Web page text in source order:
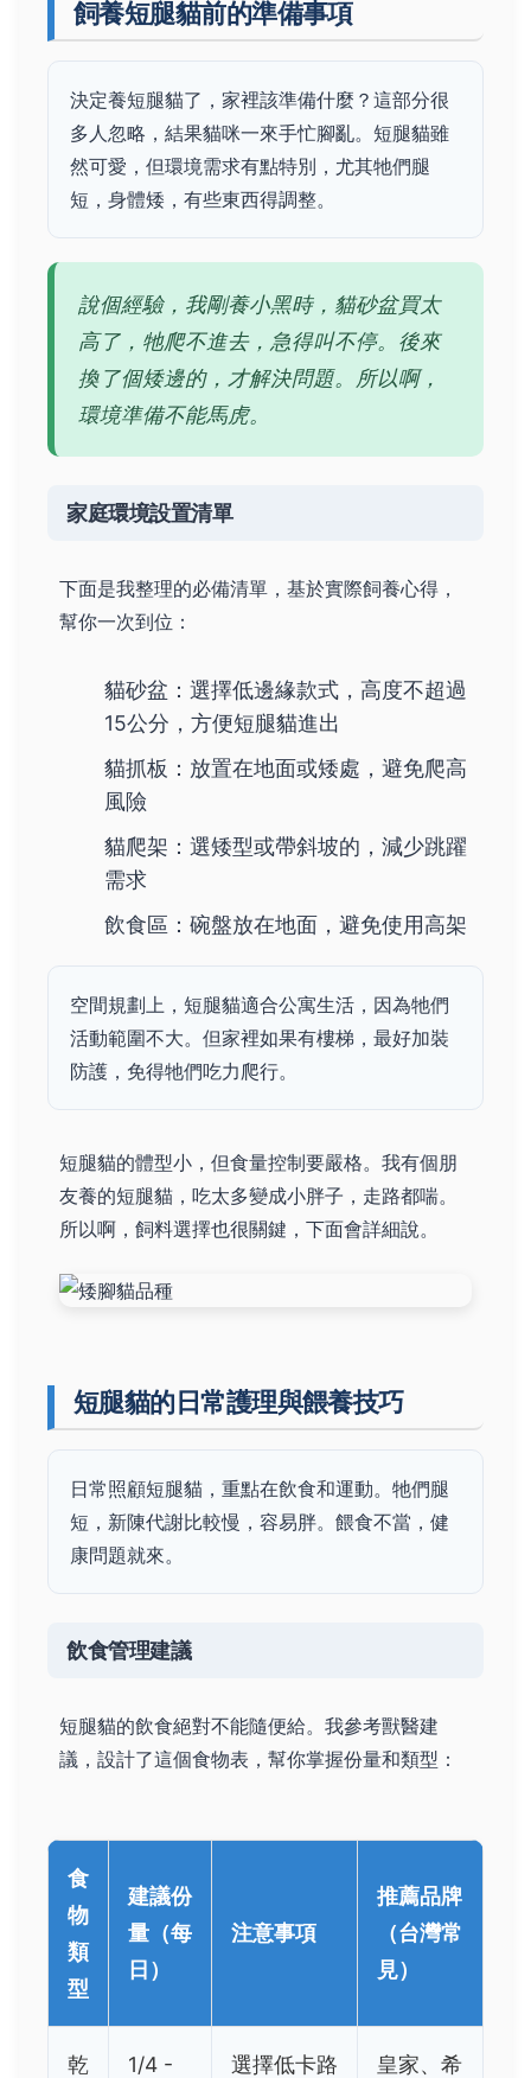
飼養短腿貓前的準備事項
決定養短腿貓了，家裡該準備什麼？這部分很
多人忽略，結果貓咪一來手忙腳亂。短腿貓雖
然可愛，但環境需求有點特別，尤其牠們腿
短，身體矮，有些東西得調整。
說個經驗，我剛養小黑時，貓砂盆買太
高了，牠爬不進去，急得叫不停。後來
換了個矮邊的，才解決問題。所以啊，
環境準備不能馬虎。
家庭環境設置清單
下面是我整理的必備清單，基於實際飼養心得，
幫你一次到位：
貓砂盆：選擇低邊緣款式，高度不超過
15公分，方便短腿貓進出
貓抓板：放置在地面或矮處，避免爬高
風險
貓爬架：選矮型或帶斜坡的，減少跳躍
需求
飲食區：碗盤放在地面，避免使用高架
空間規劃上，短腿貓適合公寓生活，因為牠們
活動範圍不大。但家裡如果有樓梯，最好加裝
防護，免得牠們吃力爬行。
短腿貓的體型小，但食量控制要嚴格。我有個朋
友養的短腿貓，吃太多變成小胖子，走路都喘。
所以啊，飼料選擇也很關鍵，下面會詳細說。
短腿貓的日常護理與餵養技巧
日常照顧短腿貓，重點在飲食和運動。牠們腿
短，新陳代謝比較慢，容易胖。餵食不當，健
康問題就來。
飲食管理建議
短腿貓的飲食絕對不能隨便給。我參考獸醫建
議，設計了這個食物表，幫你掌握份量和類型：
食
物
類
型
建議份
量（每
日）
注意事項
推薦品牌
（台灣常
見）
乾
1/4 -
選擇低卡路
皇家、希